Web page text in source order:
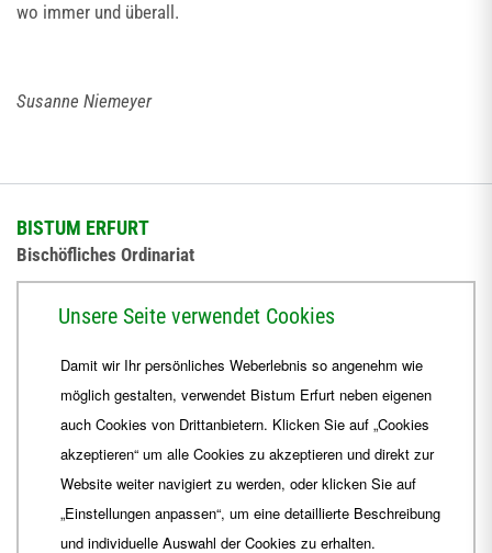
wo immer und überall.
Susanne Niemeyer
BISTUM ERFURT
Bischöfliches Ordinariat
+49 361 6572-444
ordinariat Bistum-Erfurt.de
Unsere Seite verwendet Cookies
Damit wir Ihr persönliches Weberlebnis so angenehm wie
möglich gestalten, verwendet Bistum Erfurt neben eigenen
auch Cookies von Drittanbietern. Klicken Sie auf „Cookies
akzeptieren“ um alle Cookies zu akzeptieren und direkt zur
Website weiter navigiert zu werden, oder klicken Sie auf
„Einstellungen anpassen“, um eine detaillierte Beschreibung
und individuelle Auswahl der Cookies zu erhalten.